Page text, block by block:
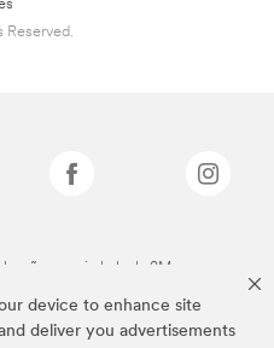
device to enhance site
deliver you advertisements
são propriedade da 3M.